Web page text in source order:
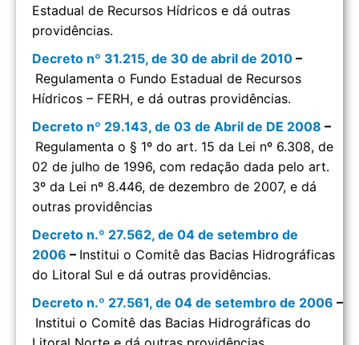
Estadual de Recursos Hídricos e dá outras
providências.
Decreto nº 31.215, de 30 de abril de 2010 –
Regulamenta o Fundo Estadual de Recursos
Hídricos – FERH, e dá outras providências.
Decreto nº 29.143, de 03 de Abril de DE 2008 –
Regulamenta o § 1º do art. 15 da Lei nº 6.308, de
02 de julho de 1996, com redação dada pelo art.
3º da Lei nº 8.446, de dezembro de 2007, e dá
outras providências
Decreto n.º 27.562, de 04 de setembro de
2006 – Institui o Comitê das Bacias Hidrográficas
do Litoral Sul e dá outras providências.
Decreto n.º 27.561, de 04 de setembro de 2006 –
Institui o Comitê das Bacias Hidrográficas do